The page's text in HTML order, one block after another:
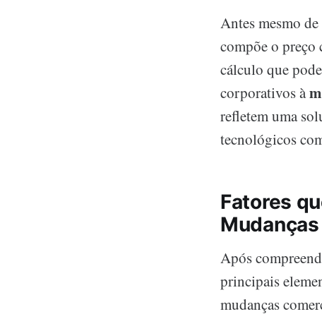
Antes mesmo
compõe o preço
cálculo que
corporativos à
refletem uma
tecnológicos
Fatores
Mudanças
Após
principais
mudanças